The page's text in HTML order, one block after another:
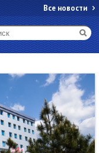
Все новости